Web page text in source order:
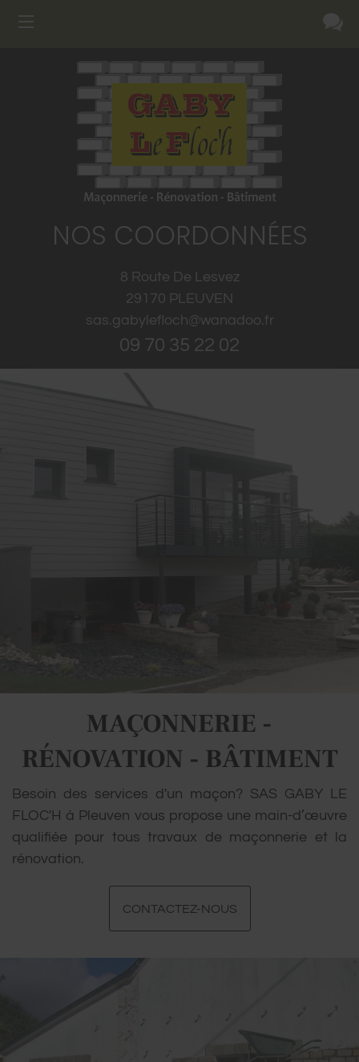
NOS COORDONNÉES
8 Route De Lesvez
29170 PLEUVEN
sas.gabylefloch@wanadoo.fr
09 70 35 22 02
MAÇONNERIE -
RÉNOVATION - BÂTIMENT
Besoin des services d'un maçon? SAS GABY LE
FLOC'H à Pleuven vous propose une main-d’œuvre
qualifiée pour tous travaux de maçonnerie et la
rénovation.
CONTACTEZ-NOUS